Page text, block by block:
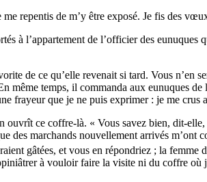
repentis de m’y être exposé. Je fis des
à l’appartement de l’officier des eunuques
de ce qu’elle revenait si tard. Vous n’en
même temps, il commanda aux eunuques
frayeur que je ne puis exprimer : je me crus
ce coffre-là. « Vous savez bien, dit-
des marchands nouvellement arrivés
gâtées, et vous en répondriez ; la
à vouloir faire la visite ni du coffre